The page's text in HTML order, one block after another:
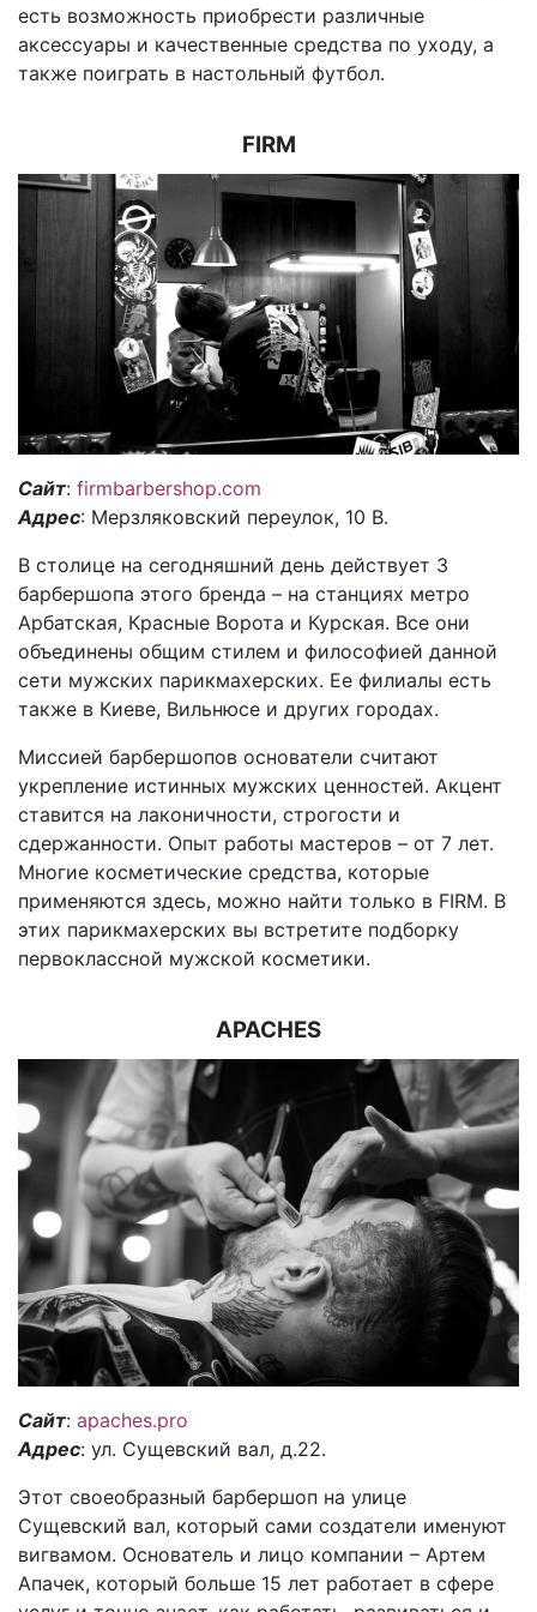
есть возможность приобрести различные
аксессуары и качественные средства по уходу, а
также поиграть в настольный футбол.
FIRM
Сайт: firmbarbershop.com
Адрес: Мерзляковский переулок, 10 В.
В столице на сегодняшний день действует 3
барбершопа этого бренда – на станциях метро
Арбатская, Красные Ворота и Курская. Все они
объединены общим стилем и философией данной
сети мужских парикмахерских. Ее филиалы есть
также в Киеве, Вильнюсе и других городах.
Миссией барбершопов основатели считают
укрепление истинных мужских ценностей. Акцент
ставится на лаконичности, строгости и
сдержанности. Опыт работы мастеров – от 7 лет.
Многие косметические средства, которые
применяются здесь, можно найти только в FIRM. В
этих парикмахерских вы встретите подборку
первоклассной мужской косметики.
APACHES
Сайт: apaches.pro
Адрес: ул. Сущевский вал, д.22.
Этот своеобразный барбершоп на улице
Сущевский вал, который сами создатели именуют
вигвамом. Основатель и лицо компании – Артем
Апачек, который больше 15 лет работает в сфере